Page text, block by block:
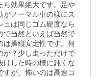
ら効果絶大です。足や
がノーマル車の様にス
ュは同じゴム硬度なら
で当然といえば当然で
は操縦安定性です。何
か？少し走っただけで
けした時の様に鈍くな
すが、怖いのは高速コ